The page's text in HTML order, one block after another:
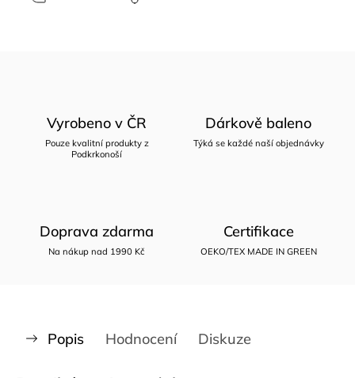
Vyrobeno v ČR
Pouze kvalitní produkty z
Podkrkonoší
Dárkově baleno
Týká se každé naší objednávky
Doprava zdarma
Na nákup nad 1990 Kč
Certifikace
OEKO/TEX MADE IN GREEN
Popis Hodnocení Diskuze